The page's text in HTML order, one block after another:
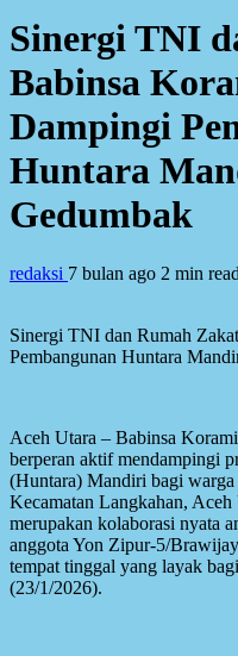
Sinergi TNI
Babinsa
Dampingi
Huntara
Gedumbak
redaksi 7 bulan ago 2 min read
Sinergi TNI dan Rumah
Pembangunan Huntara
Aceh Utara – Babinsa
berperan aktif mendampingi
(Huntara) Mandiri bagi
Kecamatan Langkahan,
merupakan kolaborasi nyata
anggota Yon Zipur-5/
tempat tinggal yang layak
(23/1/2026).